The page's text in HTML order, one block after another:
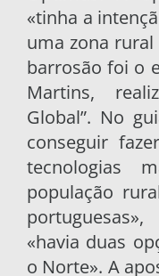
«tinha a
uma zona
barrosão foi o
Martins,
Global”. No
conseguir
tecnologias
população
«havia duas
o Norte». A